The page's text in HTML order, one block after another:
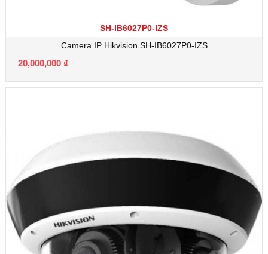
SH-IB6027P0-IZS
Camera IP Hikvision SH-IB6027P0-IZS
20,000,000 ₫